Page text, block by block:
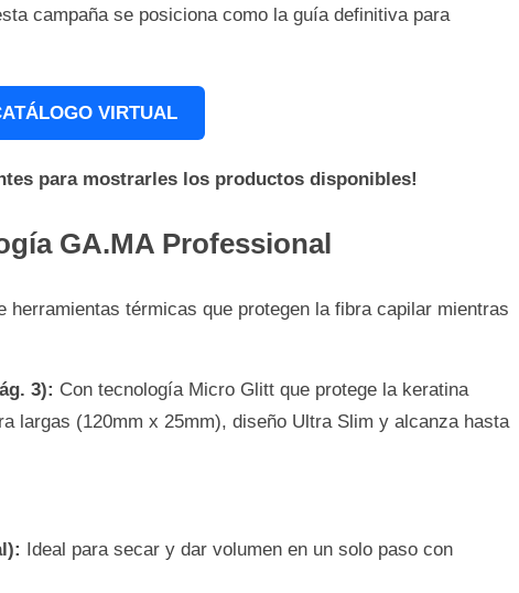
campaña se posiciona como la guía definitiva para
VIRTUAL
para mostrarles los productos disponibles!
GA.MA Professional
herramientas térmicas que protegen la fibra capilar mientras
3): Con tecnología Micro Glitt que protege la keratina
largas (120mm x 25mm), diseño Ultra Slim y alcanza hasta
Ideal para secar y dar volumen en un solo paso con